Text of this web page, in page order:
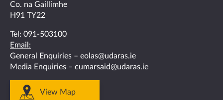
Co. na Gaillimhe
H91 TY22
Tel: 091-503100
Email:
General Enquiries – eolas@udaras.ie
Media Enquiries – cumarsaid@udaras.ie
View Map